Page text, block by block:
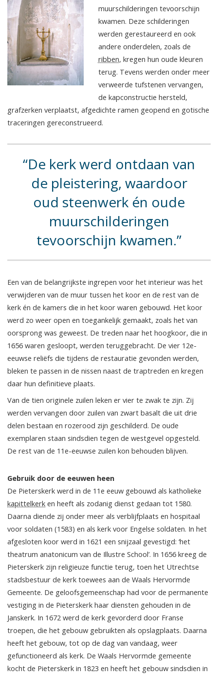
muurschilderingen tevoorschijn
kwamen. Deze schilderingen
werden gerestaureerd en ook
andere onderdelen, zoals de
ribben, kregen hun oude kleuren
terug. Tevens werden onder meer
verweerde tufstenen vervangen,
de kapconstructie hersteld,
grafzerken verplaatst, afgedichte ramen geopend en gotische
traceringen gereconstrueerd.
De kerk werd ontdaan van
de pleistering, waardoor
oud steenwerk én oude
muurschilderingen
tevoorschijn kwamen.
Een van de belangrijkste ingrepen voor het interieur was het
verwijderen van de muur tussen het koor en de rest van de
kerk én de kamers die in het koor waren gebouwd. Het koor
werd zo weer open en toegankelijk gemaakt, zoals het van
oorsprong was geweest. De treden naar het hoogkoor, die in
1656 waren gesloopt, werden teruggebracht. De vier 12e-
eeuwse reliëfs die tijdens de restauratie gevonden werden,
bleken te passen in de nissen naast de traptreden en kregen
daar hun definitieve plaats.
Van de tien originele zuilen leken er vier te zwak te zijn. Zij
werden vervangen door zuilen van zwart basalt die uit drie
delen bestaan en rozerood zijn geschilderd. De oude
exemplaren staan sindsdien tegen de westgevel opgesteld.
De rest van de 11e-eeuwse zuilen kon behouden blijven.
Gebruik door de eeuwen heen
De Pieterskerk werd in de 11e eeuw gebouwd als katholieke
kapittelkerk en heeft als zodanig dienst gedaan tot 1580.
Daarna diende zij onder meer als verblijfplaats en hospitaal
voor soldaten (1583) en als kerk voor Engelse soldaten. In het
afgesloten koor werd in 1621 een snijzaal gevestigd: ‘het
theatrum anatonicum van de Illustre School’. In 1656 kreeg de
Pieterskerk zijn religieuze functie terug, toen het Utrechtse
stadsbestuur de kerk toewees aan de Waals Hervormde
Gemeente. De geloofsgemeenschap had voor de permanente
vestiging in de Pieterskerk haar diensten gehouden in de
Janskerk. In 1672 werd de kerk gevorderd door Franse
troepen, die het gebouw gebruikten als opslagplaats. Daarna
heeft het gebouw, tot op de dag van vandaag, weer
gefunctioneerd als kerk. De Waals Hervormde gemeente
kocht de Pieterskerk in 1823 en heeft het gebouw sindsdien in